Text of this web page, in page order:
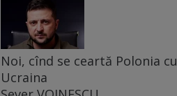
Noi, cînd se ceartă Polonia cu
Ucraina